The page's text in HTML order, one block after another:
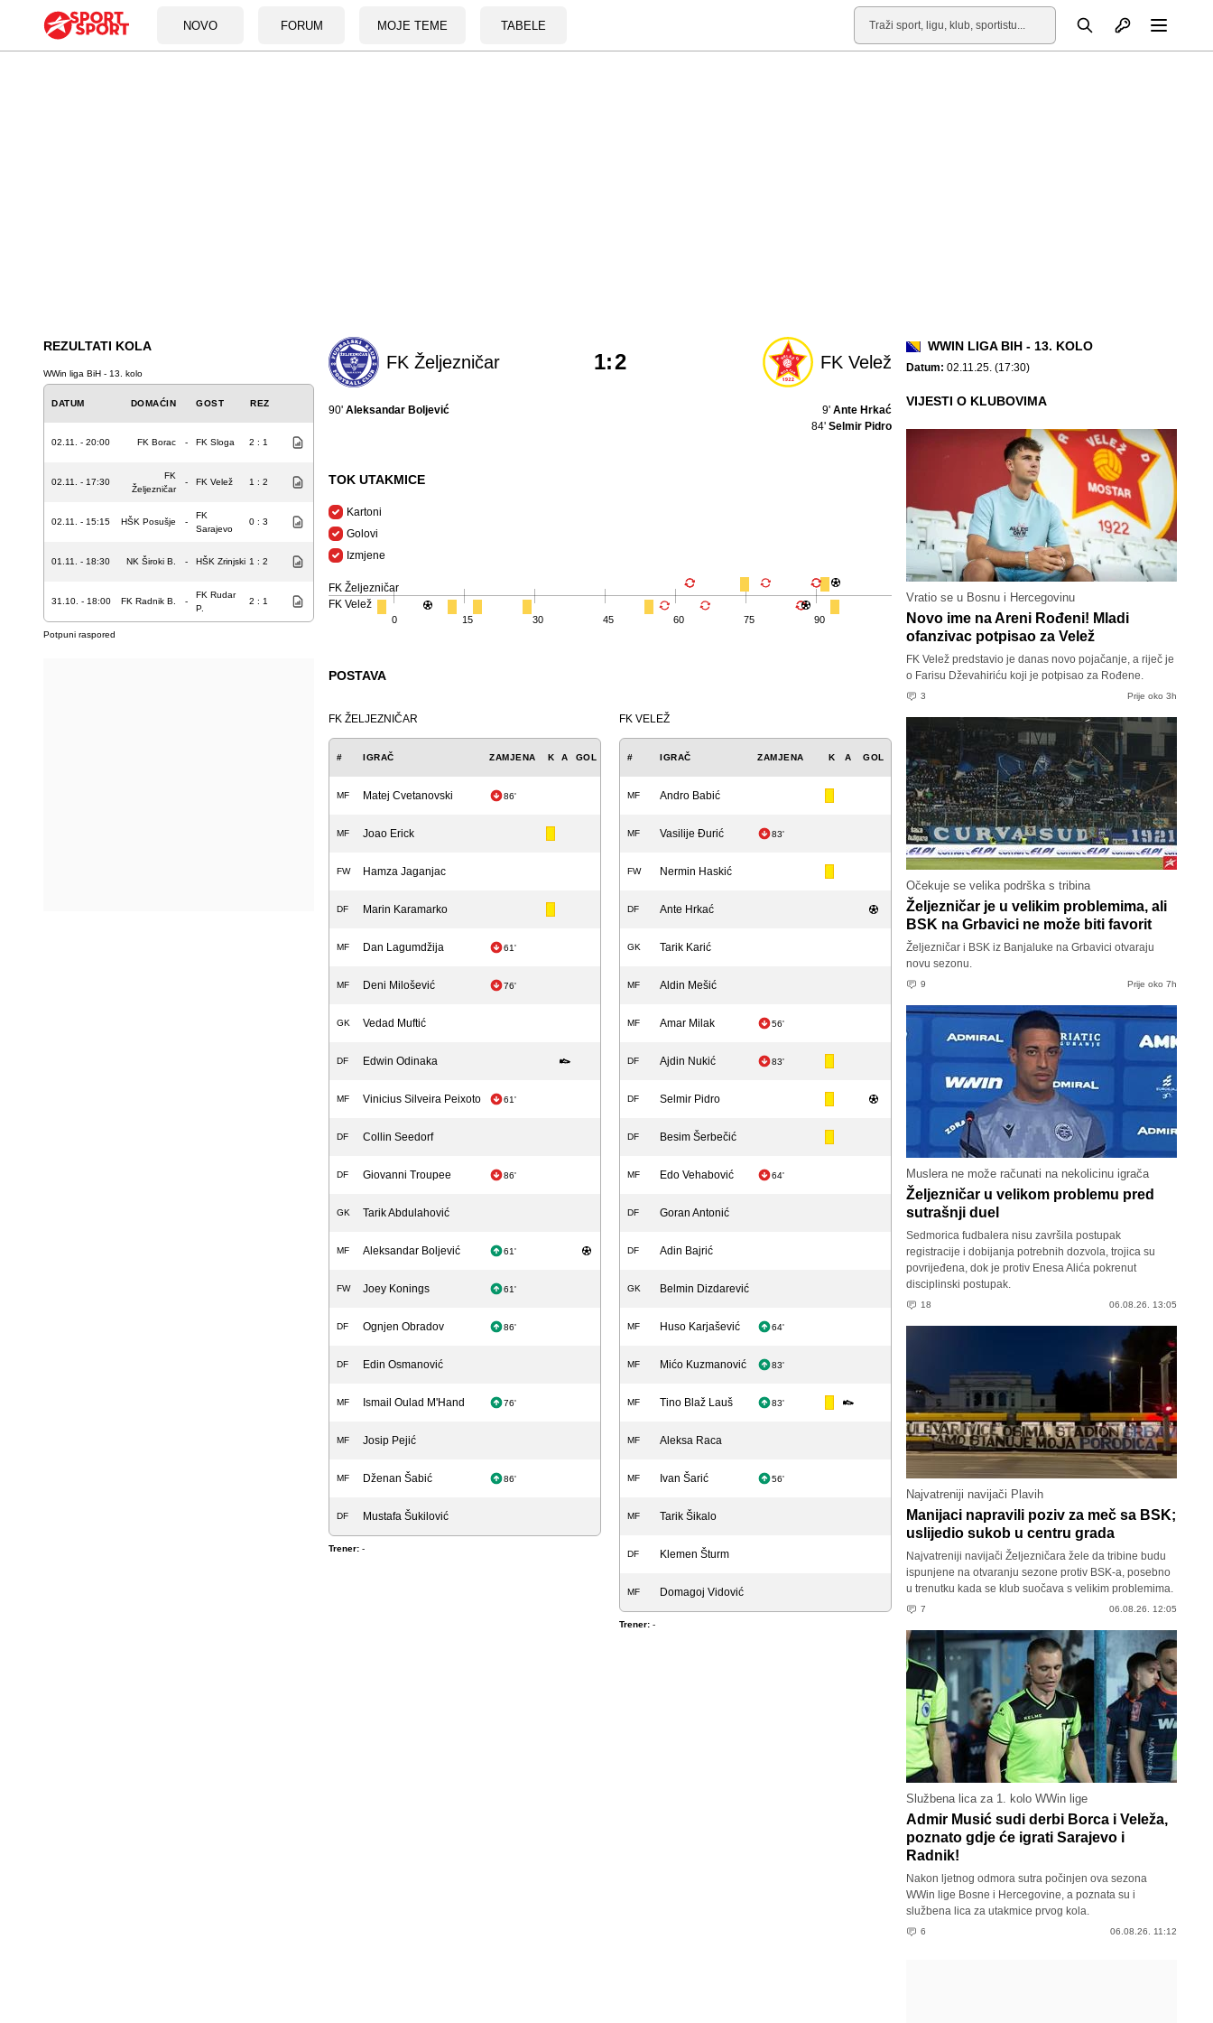
NOVO FORUM MOJE TEME TABELE
Pretraga Otvori profil
REZULTATI KOLA
WWin liga BiH - 13. kolo
DATUM DOMAĆIN GOST REZ
02.11. - 20:00 FK Borac - FK Sloga 2 : 1
02.11. - 17:30
FK
Željezničar
- FK Velež 1 : 2
02.11. - 15:15 HŠK Posušje -
FK
Sarajevo
0 : 3
01.11. - 18:30 NK Široki B. - HŠK Zrinjski 1 : 2
31.10. - 18:00 FK Radnik B. -
FK Rudar
P.
2 : 1
Potpuni raspored
FK Željezničar FK Velež
1:2
90' Aleksandar Boljević 9' Ante Hrkać
84' Selmir Pidro
TOK UTAKMICE
Kartoni
Golovi
Izmjene
FK Željezničar
FK Velež
0 15 30 45 60 75 90
POSTAVA
FK ŽELJEZNIČAR
# IGRAČ ZAMJENA K A GOL
MF Matej Cvetanovski 86'
MF Joao Erick
FW Hamza Jaganjac
DF Marin Karamarko
MF Dan Lagumdžija 61'
MF Deni Milošević 76'
GK Vedad Muftić
DF Edwin Odinaka
MF Vinicius Silveira Peixoto 61'
DF Collin Seedorf
DF Giovanni Troupee 86'
GK Tarik Abdulahović
MF Aleksandar Boljević 61'
FW Joey Konings 61'
DF Ognjen Obradov 86'
DF Edin Osmanović
MF Ismail Oulad M'Hand 76'
MF Josip Pejić
MF Dženan Šabić 86'
DF Mustafa Šukilović
Trener: -
FK VELEŽ
# IGRAČ ZAMJENA K A GOL
MF Andro Babić
MF Vasilije Đurić 83'
FW Nermin Haskić
DF Ante Hrkać
GK Tarik Karić
MF Aldin Mešić
MF Amar Milak 56'
DF Ajdin Nukić 83'
DF Selmir Pidro
DF Besim Šerbečić
MF Edo Vehabović 64'
DF Goran Antonić
DF Adin Bajrić
GK Belmin Dizdarević
MF Huso Karjašević 64'
MF Mićo Kuzmanović 83'
MF Tino Blaž Lauš 83'
MF Aleksa Raca
MF Ivan Šarić 56'
MF Tarik Šikalo
DF Klemen Šturm
MF Domagoj Vidović
Trener: -
WWIN LIGA BIH - 13. KOLO
Datum: 02.11.25. (17:30)
VIJESTI O KLUBOVIMA
Vratio se u Bosnu i Hercegovinu
Novo ime na Areni Rođeni! Mladi
ofanzivac potpisao za Velež
FK Velež predstavio je danas novo pojačanje, a riječ je
o Farisu Dževahiriću koji je potpisao za Rođene.
3 Prije oko 3h
Očekuje se velika podrška s tribina
Željezničar je u velikim problemima, ali
BSK na Grbavici ne može biti favorit
Željezničar i BSK iz Banjaluke na Grbavici otvaraju
novu sezonu.
9 Prije oko 7h
Muslera ne može računati na nekolicinu igrača
Željezničar u velikom problemu pred
sutrašnji duel
Sedmorica fudbalera nisu završila postupak
registracije i dobijanja potrebnih dozvola, trojica su
povrijeđena, dok je protiv Enesa Alića pokrenut
disciplinski postupak.
18 06.08.26. 13:05
Najvatreniji navijači Plavih
Manijaci napravili poziv za meč sa BSK;
uslijedio sukob u centru grada
Najvatreniji navijači Željezničara žele da tribine budu
ispunjene na otvaranju sezone protiv BSK-a, posebno
u trenutku kada se klub suočava s velikim problemima.
7 06.08.26. 12:05
Službena lica za 1. kolo WWin lige
Admir Musić sudi derbi Borca i Veleža,
poznato gdje će igrati Sarajevo i
Radnik!
Nakon ljetnog odmora sutra počinjen ova sezona
WWin lige Bosne i Hercegovine, a poznata su i
službena lica za utakmice prvog kola.
6 06.08.26. 11:12